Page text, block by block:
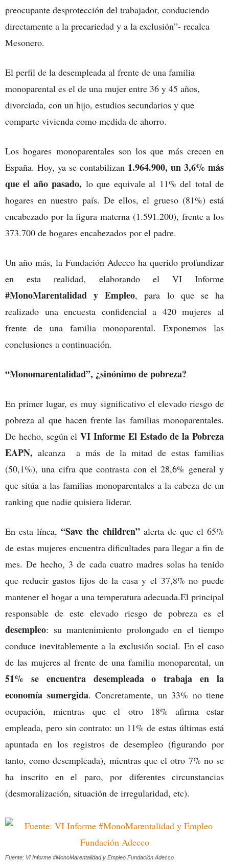
preocupante desprotección del trabajador, conduciendo
directamente a la precariedad y a la exclusión”- recalca
Mesonero.
El perfil de la desempleada al frente de una familia
monoparental es el de una mujer entre 36 y 45 años,
divorciada, con un hijo, estudios secundarios y que
comparte vivienda como medida de ahorro.
Los hogares monoparentales son los que más crecen en
España. Hoy, ya se contabilizan 1.964.900, un 3,6% más
que el año pasado, lo que equivale al 11% del total de
hogares en nuestro país. De ellos, el grueso (81%) está
encabezado por la figura materna (1.591.200), frente a los
373.700 de hogares encabezados por el padre.
Un año más, la Fundación Adecco ha querido profundizar
en esta realidad, elaborando el VI Informe
#MonoMarentalidad y Empleo, para lo que se ha
realizado una encuesta confidencial a 420 mujeres al
frente de una familia monoparental. Exponemos las
conclusiones a continuación.
“Monomarentalidad”, ¿sinónimo de pobreza?
En primer lugar, es muy significativo el elevado riesgo de
pobreza al que hacen frente las familias monoparentales.
De hecho, según elVI Informe El Estado de la Pobreza
EAPN,alcanza a más de la mitad de estas familias
(50,1%), una cifra que contrasta con el 28,6% general y
que sitúa a las familias monoparentales a la cabeza de un
ranking que nadie quisiera liderar.
En esta línea, “Save the children” alerta de que el 65%
de estas mujeres encuentra dificultades para llegar a fin de
mes. De hecho, 3 de cada cuatro madres solas ha tenido
que reducir gastos fijos de la casa y el 37,8% no puede
mantener el hogar a una temperatura adecuada.El principal
responsable de este elevado riesgo de pobreza es el
desempleo: su mantenimiento prolongado en el tiempo
conduce inevitablemente a la exclusión social. En el caso
de las mujeres al frente de una familia monoparental, un
51% se encuentra desempleada o trabaja en la
economía sumergida. Concretamente, un 33% no tiene
ocupación, mientras que el otro 18% afirma estar
empleada, pero sin contrato: un 11% de estas últimas está
apuntada en los registros de desempleo (figurando por
tanto, como desempleada), mientras que el otro 7% no se
ha inscrito en el paro, por diferentes circunstancias
(desmoralización, situación de irregularidad, etc).
Fuente: VI Informe #MonoMarentalidad y Empleo Fundación Adecco